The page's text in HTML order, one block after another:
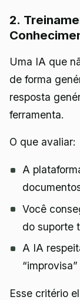
2.
Uma IA que
de forma
resposta
ferramenta.
O que avaliar:
A
Você
do suporte
A IA
Esse critério